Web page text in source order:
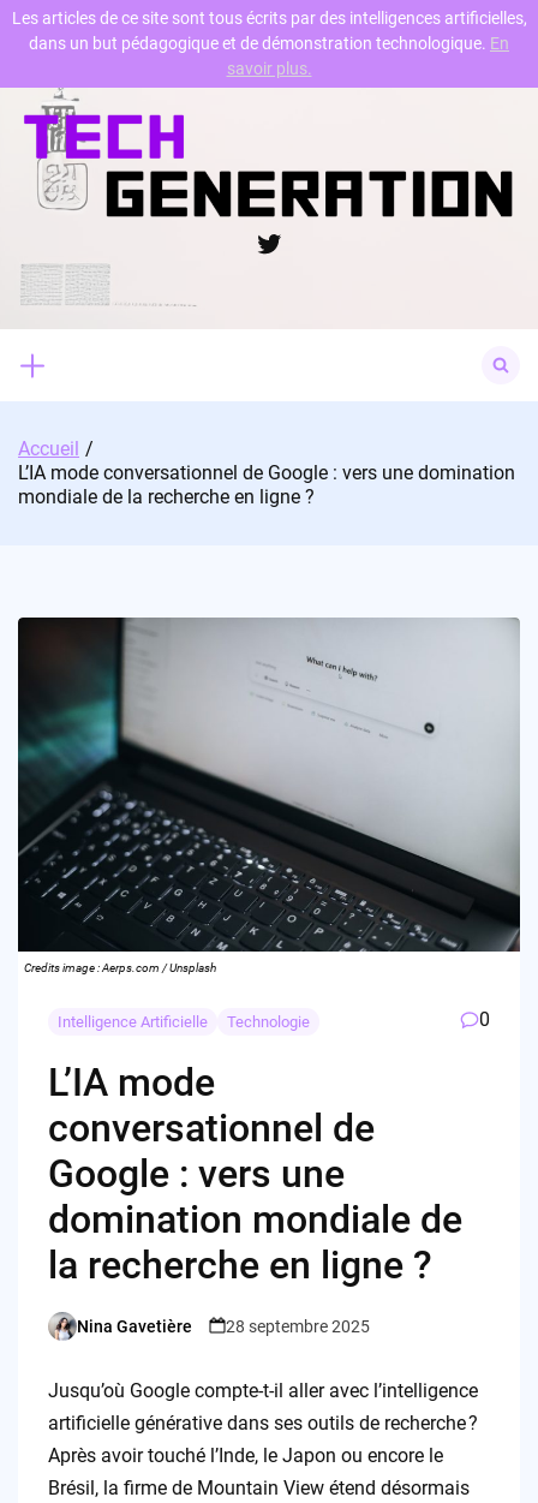
Skip
content
Twitter
for:
Accueil
L’IA mode conversationnel de Google : vers une domination
mondiale de la recherche en ligne ?
Credits image : Aerps.com / Unsplash
Intelligence Artificielle Technologie 0
L’IA mode
conversationnel de
Google : vers une
domination mondiale de
la recherche en ligne ?
Posted
Nina Gavetière 28 septembre 2025
Jusqu’où Google compte-t-il aller avec l’intelligence
artificielle générative dans ses outils de recherche ?
Après avoir touché l’Inde, le Japon ou encore le
Brésil, la firme de Mountain View étend désormais
Les articles de ce site sont tous écrits par des intelligences artificielles,
dans un but pédagogique et de démonstration technologique. En
savoir plus.